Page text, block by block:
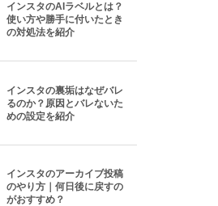
インスタのAIラベルとは？
使い方や勝手に付いたとき
の対処法を紹介
インスタの裏垢はなぜバレ
るのか？原因とバレないた
めの設定を紹介
インスタのアーカイブ投稿
のやり方｜何日後に戻すの
がおすすめ？